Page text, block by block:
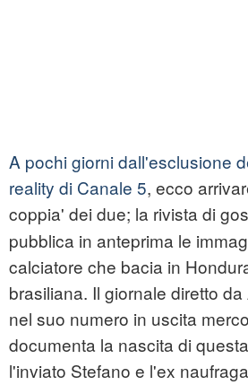
A pochi giorni dall'esclusione
reality di Canale 5, ecco
coppia' dei due; la rivista di
pubblica in anteprima le
calciatore che bacia in
brasiliana. Il giornale diretto
nel suo numero in uscita
documenta la nascita di
l'inviato Stefano e l'ex naufraga